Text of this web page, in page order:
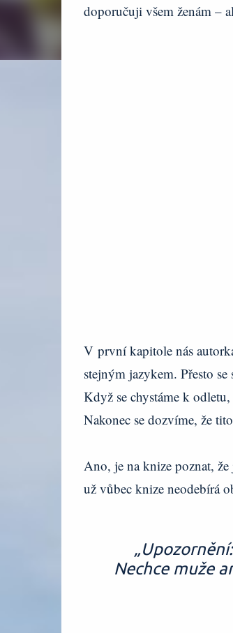
doporučuji všem ženám –
V první kapitole nás
stejným jazykem. Přesto
Když se chystáme k
Nakonec se dozvíme, že
Ano, je na knize poznat,
už vůbec knize neodebírá
Nechce muže